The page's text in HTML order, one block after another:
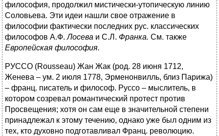
философия, продолжил мистически-утопическую линию
Соловьева. Эти идеи нашли свое отражение в
философии фактически последних рус. классических
философов А.Ф.Лосева и С.Л. Франка. См. также
Европейская философия.
РУССО (Rousseau) Жан Жак (род. 28 июня 1712,
Женева – ум. 2 июля 1778, Эрменонвилль, близ Парижа)
– франц. писатель и философ. Руссо – мыслитель, в
котором созревал романтический протест против
Просвещения; хотя он сам еще в значительной степени
принадлежал к этому течению, однако уже был одним из
тех, кто духовно подготавливал Франц. революцию.